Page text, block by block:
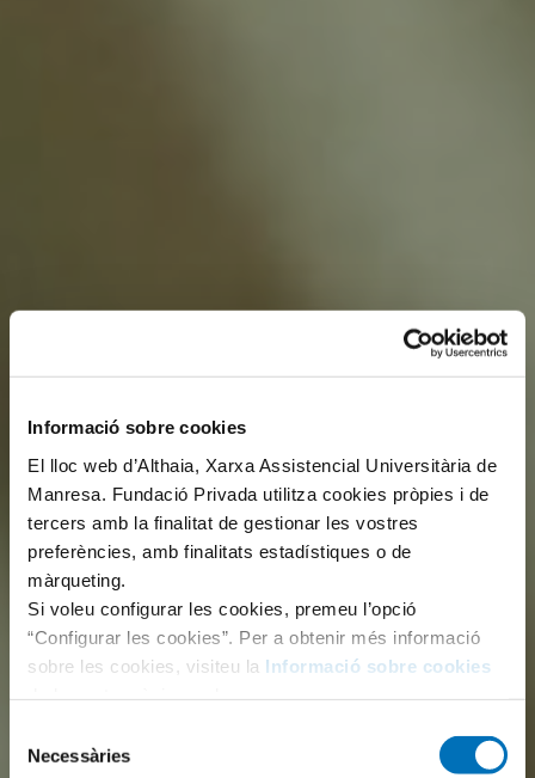
Informació sobre cookies
El lloc web d’Althaia, Xarxa Assistencial Universitària de
Manresa. Fundació Privada utilitza cookies pròpies i de
tercers amb la finalitat de gestionar les vostres
preferències, amb finalitats estadístiques o de
màrqueting.
Si voleu configurar les cookies, premeu l’opció
“Configurar les cookies”. Per a obtenir més informació
sobre les cookies, visiteu la Informació sobre cookies
Necessàries